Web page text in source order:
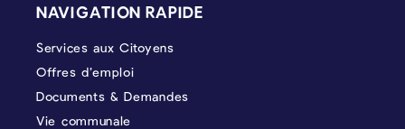
NAVIGATION RAPIDE
Services aux Citoyens
Offres d’emploi
Documents & Demandes
Vie communale